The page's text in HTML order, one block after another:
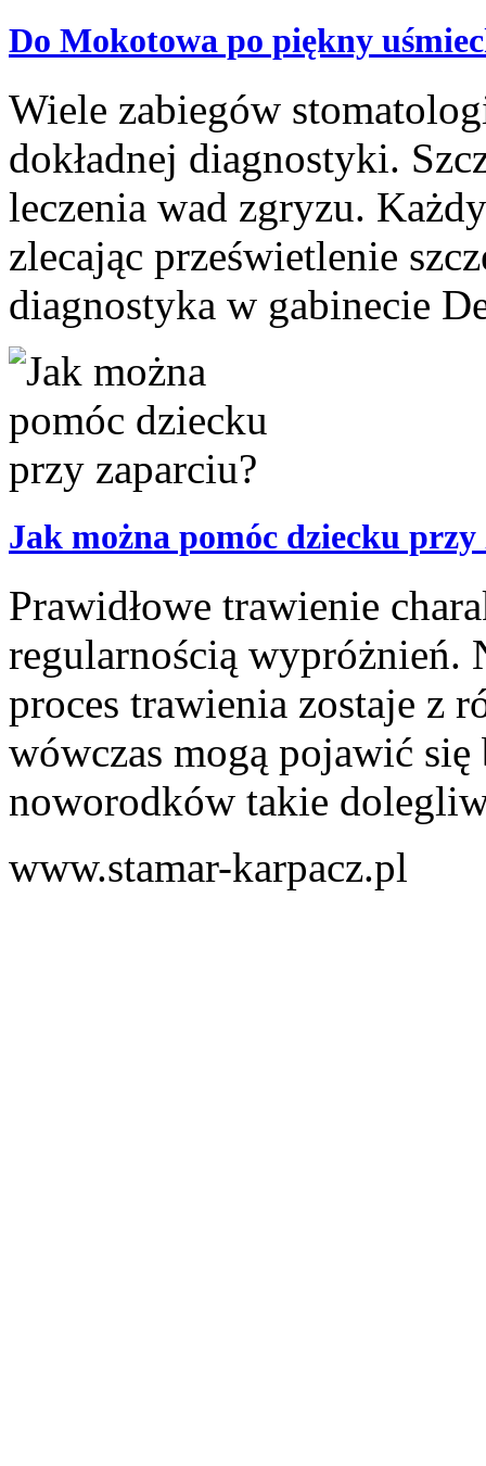
Do Mokotowa po piękny
Wiele zabiegów
dokładnej diagnostyki.
leczenia wad zgryzu.
zlecając prześwietlenie
diagnostyka w gabinecie
Jak można pomóc dziecku
Prawidłowe trawienie
regularnością wypróżnień.
proces trawienia zostaje z
wówczas mogą pojawić
noworodków takie
www.stamar-karpacz.pl